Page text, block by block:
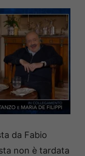
da Fabio
non è tardata